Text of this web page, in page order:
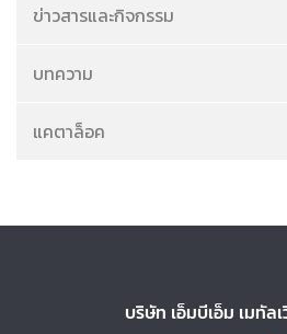
ข่าวสารและกิจกรรม
บทความ
แคตาล็อค
บริษัท เอ็มบีเอ็ม เมทัล